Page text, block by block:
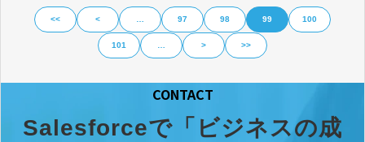
<< < … 97 98 99 100
101 … > >>
CONTACT
Salesforceで「ビジネスの成